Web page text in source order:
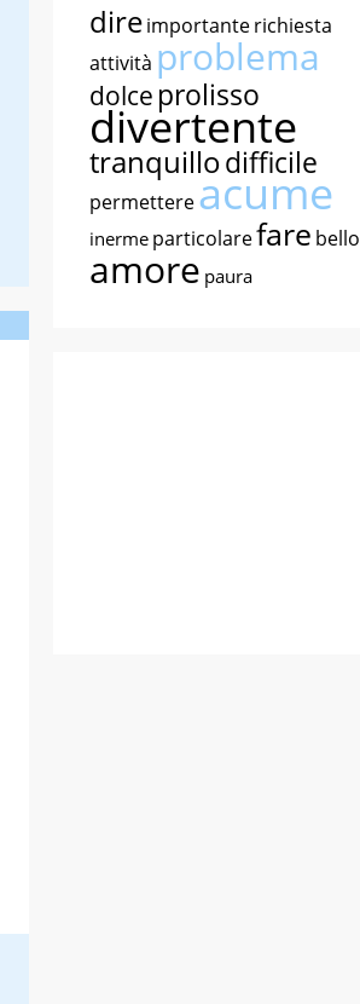
direimportanterichiesta
attività problema
dolce prolisso
divertente
tranquillodifficile
permettereacume
inerme particolarefare bello
amore paura